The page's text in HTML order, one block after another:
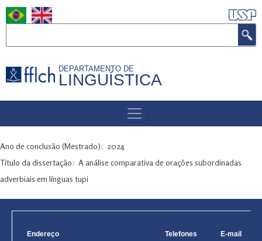
Pular
para
principal
DEPARTAMENTO DE
LINGUÍSTICA
DE
Ano de conclusão (Mestrado)
2024
Título da dissertação
A análise comparativa de orações subordinadas
adverbiais em línguas tupi
Endereço Telefones E-mail